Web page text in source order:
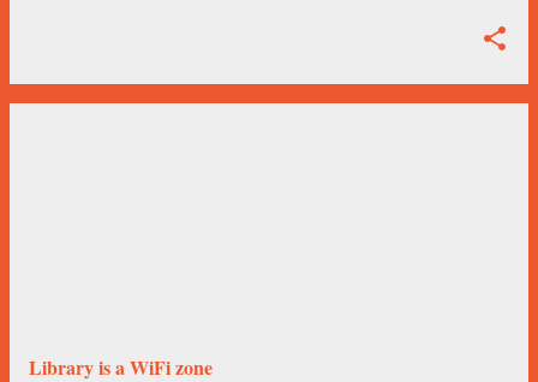
Library is a WiFi zone